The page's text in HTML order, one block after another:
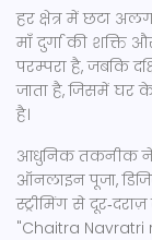
हर क्षेत्र में छटा
माँ दुर्गा की शक्ति
परम्परा है, जबकि
जाता है, जिसमें घर
है।
आधुनिक तकनीक ने
ऑनलाइन पूजा,
स्ट्रीमिंग से
"Chaitra Navratri